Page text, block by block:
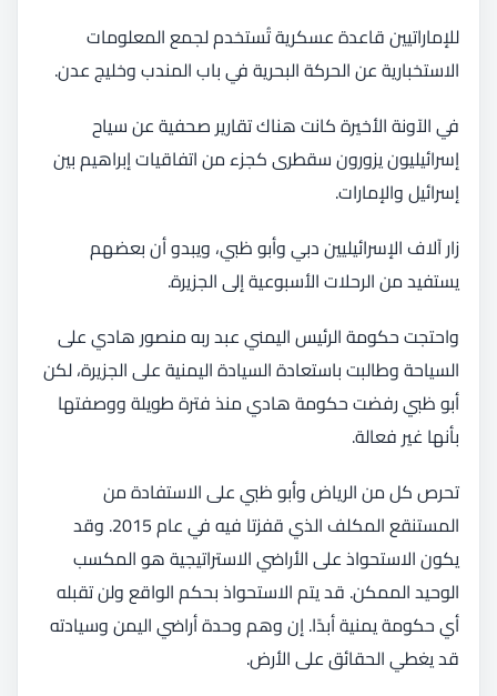
للإماراتيين قاعدة عسكرية تُستخدم لجمع المعلومات
الاستخبارية عن الحركة البحرية في باب المندب وخليج عدن.
في الآونة الأخيرة كانت هناك تقارير صحفية عن سياح
إسرائيليون يزورون سقطرى كجزء من اتفاقيات إبراهيم بين
إسرائيل والإمارات.
زار آلاف الإسرائيليين دبي وأبو ظبي، ويبدو أن بعضهم
يستفيد من الرحلات الأسبوعية إلى الجزيرة.
واحتجت حكومة الرئيس اليمني عبد ربه منصور هادي على
السياحة وطالبت باستعادة السيادة اليمنية على الجزيرة، لكن
أبو ظبي رفضت حكومة هادي منذ فترة طويلة ووصفتها
بأنها غير فعالة.
تحرص كل من الرياض وأبو ظبي على الاستفادة من
المستنقع المكلف الذي قفزتا فيه في عام 2015. وقد
يكون الاستحواذ على الأراضي الاستراتيجية هو المكسب
الوحيد الممكن. قد يتم الاستحواذ بحكم الواقع ولن تقبله
أي حكومة يمنية أبدًا. إن وهم وحدة أراضي اليمن وسيادته
قد يغطي الحقائق على الأرض.